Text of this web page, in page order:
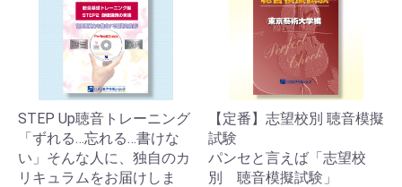
STEP Up聴音トレーニング
「ずれる…忘れる…書けな
い」そんな人に、独自のカ
リキュラムをお届けしま
【定番】志望校別 聴音模擬
試験
パンセと言えば「志望校
別 聴音模擬試験」